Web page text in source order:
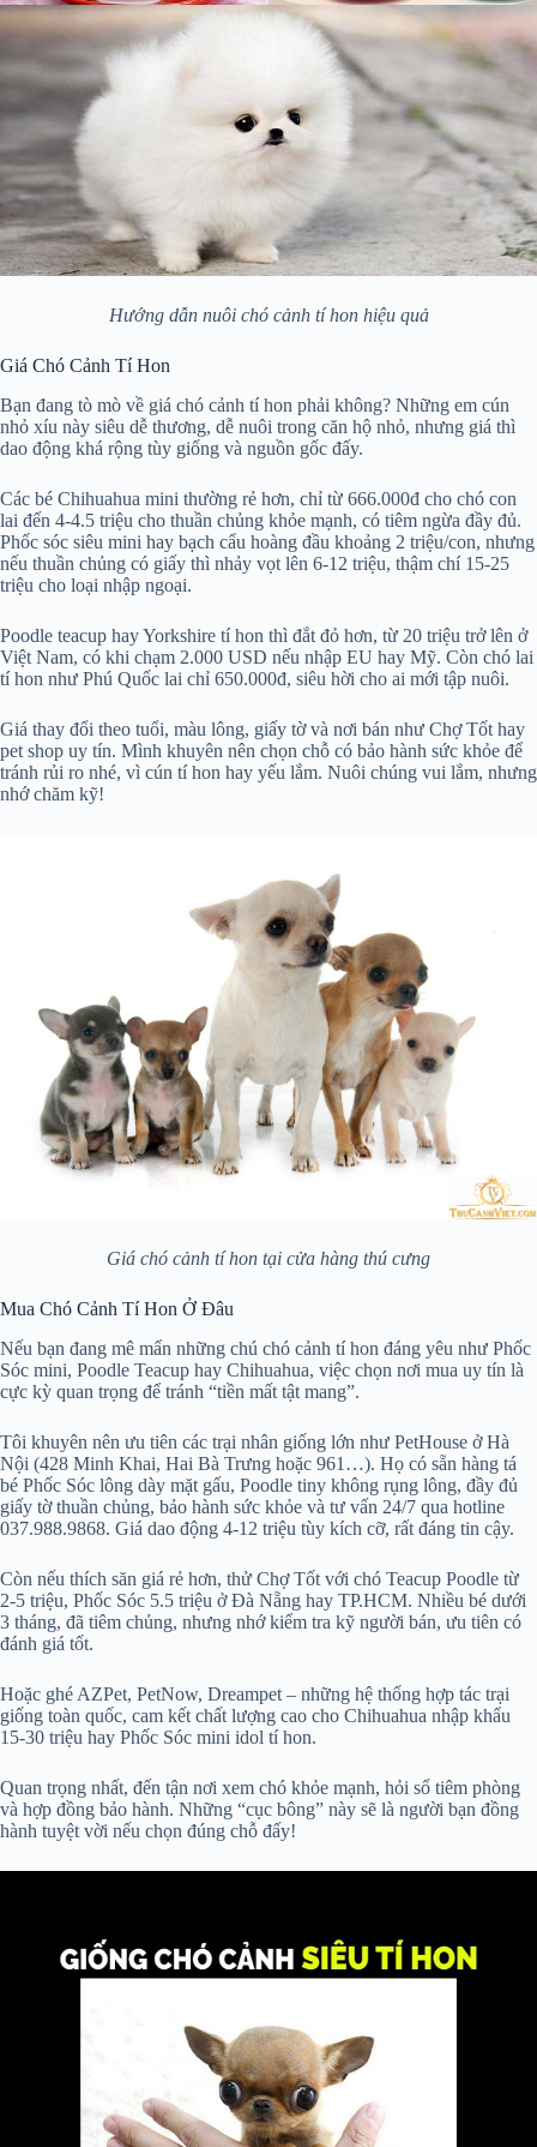
Hướng dẫn nuôi chó cảnh tí hon hiệu quả
Giá Chó Cảnh Tí Hon
Bạn đang tò mò về giá chó cảnh tí hon phải không? Những em cún
nhỏ xíu này siêu dễ thương, dễ nuôi trong căn hộ nhỏ, nhưng giá thì
dao động khá rộng tùy giống và nguồn gốc đấy.
Các bé Chihuahua mini thường rẻ hơn, chỉ từ 666.000đ cho chó con
lai đến 4-4.5 triệu cho thuần chủng khỏe mạnh, có tiêm ngừa đầy đủ.
Phốc sóc siêu mini hay bạch cẩu hoàng đầu khoảng 2 triệu/con, nhưng
nếu thuần chủng có giấy thì nhảy vọt lên 6-12 triệu, thậm chí 15-25
triệu cho loại nhập ngoại.
Poodle teacup hay Yorkshire tí hon thì đắt đỏ hơn, từ 20 triệu trở lên ở
Việt Nam, có khi chạm 2.000 USD nếu nhập EU hay Mỹ. Còn chó lai
tí hon như Phú Quốc lai chỉ 650.000đ, siêu hời cho ai mới tập nuôi.
Giá thay đổi theo tuổi, màu lông, giấy tờ và nơi bán như Chợ Tốt hay
pet shop uy tín. Mình khuyên nên chọn chỗ có bảo hành sức khỏe để
tránh rủi ro nhé, vì cún tí hon hay yếu lắm. Nuôi chúng vui lắm, nhưng
nhớ chăm kỹ!
Giá chó cảnh tí hon tại cửa hàng thú cưng
Mua Chó Cảnh Tí Hon Ở Đâu
Nếu bạn đang mê mẩn những chú chó cảnh tí hon đáng yêu như Phốc
Sóc mini, Poodle Teacup hay Chihuahua, việc chọn nơi mua uy tín là
cực kỳ quan trọng để tránh “tiền mất tật mang”.
Tôi khuyên nên ưu tiên các trại nhân giống lớn như PetHouse ở Hà
Nội (428 Minh Khai, Hai Bà Trưng hoặc 961…). Họ có sẵn hàng tá
bé Phốc Sóc lông dày mặt gấu, Poodle tiny không rụng lông, đầy đủ
giấy tờ thuần chủng, bảo hành sức khỏe và tư vấn 24/7 qua hotline
037.988.9868. Giá dao động 4-12 triệu tùy kích cỡ, rất đáng tin cậy.
Còn nếu thích săn giá rẻ hơn, thử Chợ Tốt với chó Teacup Poodle từ
2-5 triệu, Phốc Sóc 5.5 triệu ở Đà Nẵng hay TP.HCM. Nhiều bé dưới
3 tháng, đã tiêm chủng, nhưng nhớ kiểm tra kỹ người bán, ưu tiên có
đánh giá tốt.
Hoặc ghé AZPet, PetNow, Dreampet – những hệ thống hợp tác trại
giống toàn quốc, cam kết chất lượng cao cho Chihuahua nhập khẩu
15-30 triệu hay Phốc Sóc mini idol tí hon.
Quan trọng nhất, đến tận nơi xem chó khỏe mạnh, hỏi sổ tiêm phòng
và hợp đồng bảo hành. Những “cục bông” này sẽ là người bạn đồng
hành tuyệt vời nếu chọn đúng chỗ đấy!